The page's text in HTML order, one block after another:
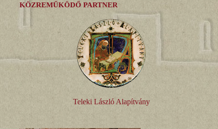
KÖZREMŰKÖDŐ PARTNER
Teleki László Alapítvány